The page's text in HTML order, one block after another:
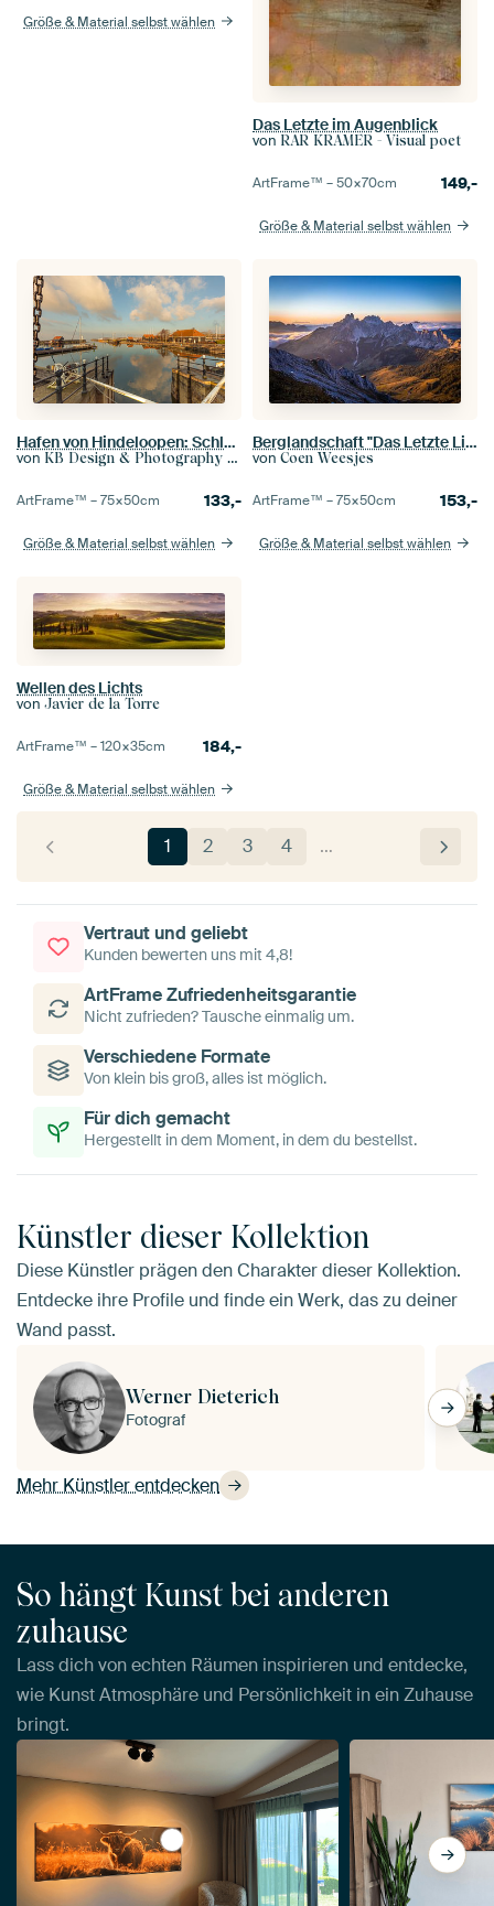
Größe & Material selbst wählen
Das Letzte im Augenblick
von RAR KRAMER - Visual poet
ArtFrame™ –50×70cm 149,-
Größe & Material selbst wählen
Hafen von Hindeloopen: Schleusenansicht mit Reflexionen von Booten und Wolken
von KB Design & Photography (Karen Brouwer)
ArtFrame™ –75×50cm 133,-
Größe & Material selbst wählen
Berglandschaft "Das Letzte Licht"
von Coen Weesjes
ArtFrame™ –75×50cm 153,-
Größe & Material selbst wählen
Wellen des Lichts
von Javier de la Torre
ArtFrame™ –120×35cm 184,-
Größe & Material selbst wählen
1 2 3 4 …
Vertraut und geliebt
Kunden bewerten uns mit 4,8!
ArtFrame Zufriedenheitsgarantie
Nicht zufrieden? Tausche einmalig um.
Verschiedene Formate
Von klein bis groß, alles ist möglich.
Für dich gemacht
Hergestellt in dem Moment, in dem du bestellst.
Künstler dieser Kollektion
Diese Künstler prägen den Charakter dieser Kollektion.
Entdecke ihre Profile und finde ein Werk, das zu deiner
Wand passt.
Mehr Künstler entdecken
Werner Dieterich
Fotograf
So hängt Kunst bei anderen
zuhause
Lass dich von echten Räumen inspirieren und entdecke,
wie Kunst Atmosphäre und Persönlichkeit in ein Zuhause
bringt.
View Panorama eines schottischen